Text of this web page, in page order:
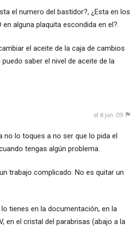
el numero del bastidor?, ¿Esta en los
en alguna plaquita escondida en el?.
el aceite de la caja de cambios
saber el nivel de aceite de la
el 8 jun. 09
no lo toques a no ser que lo pida el
tengas algún problema.
trabajo complicado. No es quitar un
tienes en la documentación, en la
en el cristal del parabrisas (abajo a la